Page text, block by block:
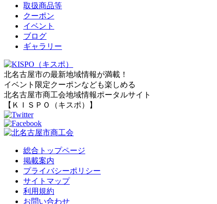
取扱商品等
クーポン
イベント
ブログ
ギャラリー
北名古屋市の最新地域情報が満載！
イベント限定クーポンなども楽しめる
北名古屋市商工会地域情報ポータルサイト
【ＫＩＳＰＯ（キスポ）】
総合トップページ
掲載案内
プライバシーポリシー
サイトマップ
利用規約
お問い合わせ